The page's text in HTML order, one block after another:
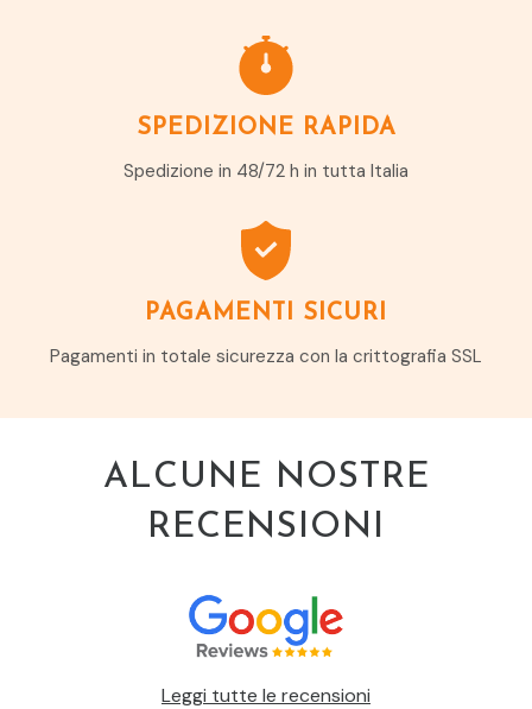
SPEDIZIONE RAPIDA
Spedizione in 48/72 h in tutta Italia
PAGAMENTI SICURI
Pagamenti in totale sicurezza con la crittografia SSL
ALCUNE NOSTRE
RECENSIONI
Leggi tutte le recensioni